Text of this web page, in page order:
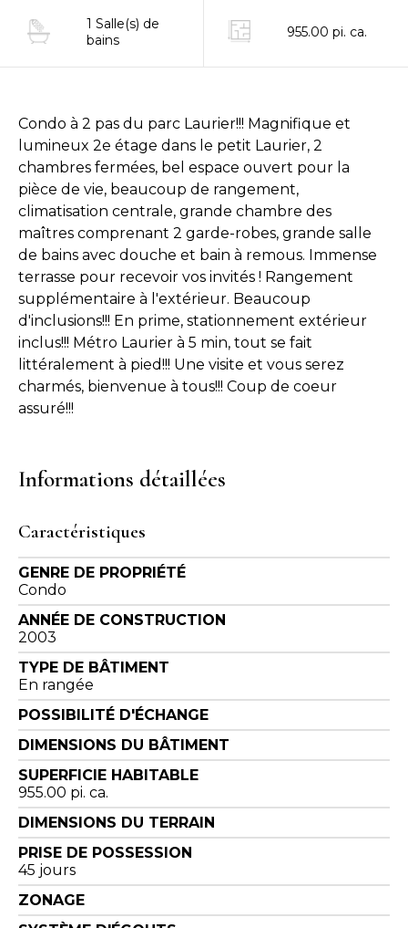
1 Salle(s) de
bains
955.00 pi. ca.
Condo à 2 pas du parc Laurier!!! Magnifique et
lumineux 2e étage dans le petit Laurier, 2
chambres fermées, bel espace ouvert pour la
pièce de vie, beaucoup de rangement,
climatisation centrale, grande chambre des
maîtres comprenant 2 garde-robes, grande salle
de bains avec douche et bain à remous. Immense
terrasse pour recevoir vos invités ! Rangement
supplémentaire à l'extérieur. Beaucoup
d'inclusions!!! En prime, stationnement extérieur
inclus!!! Métro Laurier à 5 min, tout se fait
littéralement à pied!!! Une visite et vous serez
charmés, bienvenue à tous!!! Coup de coeur
assuré!!!
Informations détaillées
Caractéristiques
GENRE DE PROPRIÉTÉ
Condo
ANNÉE DE CONSTRUCTION
2003
TYPE DE BÂTIMENT
En rangée
POSSIBILITÉ D'ÉCHANGE
DIMENSIONS DU BÂTIMENT
SUPERFICIE HABITABLE
955.00 pi. ca.
DIMENSIONS DU TERRAIN
PRISE DE POSSESSION
45 jours
ZONAGE